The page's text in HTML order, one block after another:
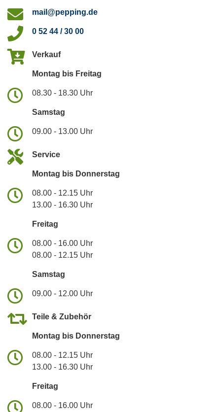
mail@pepping.de
0 52 44 / 30 00
Verkauf
Montag bis Freitag
08.30 - 18.30 Uhr
Samstag
09.00 - 13.00 Uhr
Service
Montag bis Donnerstag
08.00 - 12.15 Uhr
13.00 - 16.30 Uhr
Freitag
08.00 - 16.00 Uhr
08.00 - 12.15 Uhr
Samstag
09.00 - 12.00 Uhr
Teile & Zubehör
Montag bis Donnerstag
08.00 - 12.15 Uhr
13.00 - 16.30 Uhr
Freitag
08.00 - 16.00 Uhr